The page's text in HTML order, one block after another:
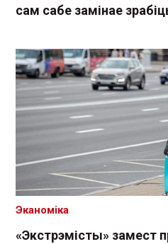
сам сабе замінае
«Экстрэмісты» замест
Эканоміка